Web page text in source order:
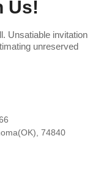
Us!
Unsatiable invitation
unreserved
74840